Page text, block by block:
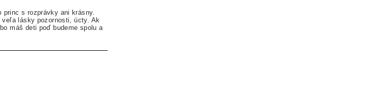
s rozprávky ani krásny.
lásky pozornosti, úcty. Ak
máš deti poď budeme spolu a